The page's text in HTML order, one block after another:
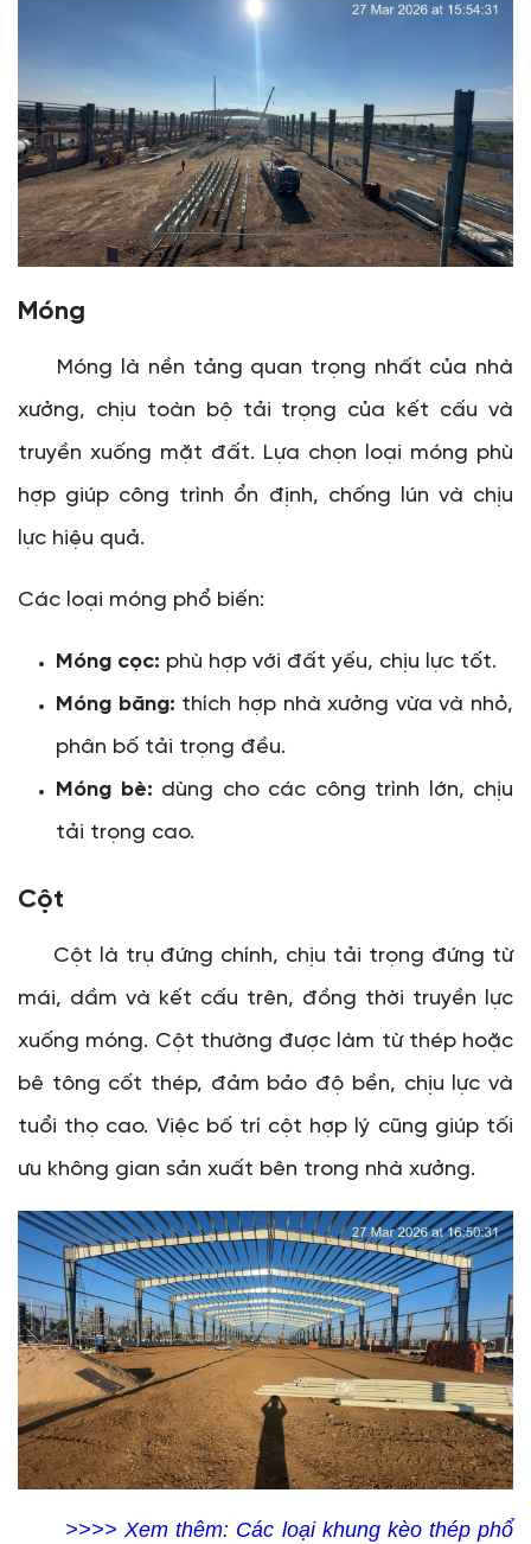
Móng
Móng là nền tảng quan trọng nhất của nhà
xưởng, chịu toàn bộ tải trọng của kết cấu và
truyền xuống mặt đất. Lựa chọn loại móng phù
hợp giúp công trình ổn định, chống lún và chịu
lực hiệu quả.
Các loại móng phổ biến:
Móng cọc: phù hợp với đất yếu, chịu lực tốt.
Móng băng: thích hợp nhà xưởng vừa và nhỏ,
phân bố tải trọng đều.
Móng bè: dùng cho các công trình lớn, chịu
tải trọng cao.
Cột
Cột là trụ đứng chính, chịu tải trọng đứng từ
mái, dầm và kết cấu trên, đồng thời truyền lực
xuống móng. Cột thường được làm từ thép hoặc
bê tông cốt thép, đảm bảo độ bền, chịu lực và
tuổi thọ cao. Việc bố trí cột hợp lý cũng giúp tối
ưu không gian sản xuất bên trong nhà xưởng.
>>>> Xem thêm: Các loại khung kèo thép phổ